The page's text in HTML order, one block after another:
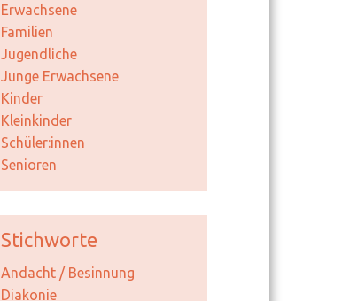
Erwachsene
Familien
Jugendliche
Junge Erwachsene
Kinder
Kleinkinder
Schüler:innen
Senioren
Stichworte
Andacht / Besinnung
Diakonie